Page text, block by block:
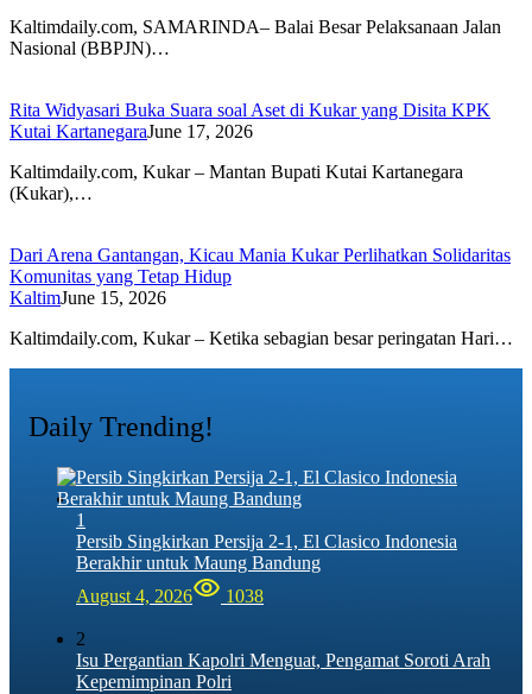
Kaltimdaily.com, SAMARINDA– Balai Besar Pelaksanaan Jalan
Nasional (BBPJN)…
Rita Widyasari Buka Suara soal Aset di Kukar yang Disita KPK
Kutai KartanegaraJune 17, 2026
Kaltimdaily.com, Kukar – Mantan Bupati Kutai Kartanegara
(Kukar),…
Dari Arena Gantangan, Kicau Mania Kukar Perlihatkan Solidaritas
Komunitas yang Tetap Hidup
KaltimJune 15, 2026
Kaltimdaily.com, Kukar – Ketika sebagian besar peringatan Hari…
Daily Trending!
1
Persib Singkirkan Persija 2-1, El Clasico Indonesia
Berakhir untuk Maung Bandung
August 4, 2026
1038
2
Isu Pergantian Kapolri Menguat, Pengamat Soroti Arah
Kepemimpinan Polri